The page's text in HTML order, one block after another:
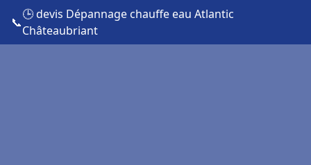
📞
🕒 devis Dépannage chauffe eau Atlantic
Châteaubriant